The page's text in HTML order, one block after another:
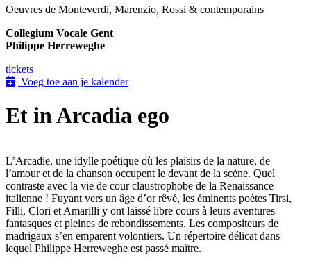
Oeuvres de Monteverdi, Marenzio, Rossi & contemporains
Collegium Vocale Gent
Philippe Herreweghe
tickets
Voeg toe aan je kalender
Et in Arcadia ego
L’Arcadie, une idylle poétique où les plaisirs de la nature, de
l’amour et de la chanson occupent le devant de la scène. Quel
contraste avec la vie de cour claustrophobe de la Renaissance
italienne ! Fuyant vers un âge d’or rêvé, les éminents poètes Tirsi,
Filli, Clori et Amarilli y ont laissé libre cours à leurs aventures
fantasques et pleines de rebondissements. Les compositeurs de
madrigaux s’en emparent volontiers. Un répertoire délicat dans
lequel Philippe Herreweghe est passé maître.